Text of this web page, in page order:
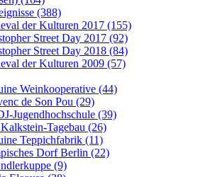
(388)
der Kulturen 2017 (155)
Street Day 2017 (92)
Street Day 2018 (84)
der Kulturen 2009 (57)
Weinkooperative (44)
de Son Pou (29)
Jugendhochschule (39)
Tagebau (26)
Teppichfabrik (11)
Dorf Berlin (22)
(9)